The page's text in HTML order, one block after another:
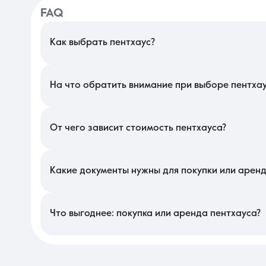
FAQ
Как выбрать пентхаус?
На что обратить внимание при выборе
От чего зависит стоимость пентхауса?
Какие документы нужны для покупки или
Что выгоднее: покупка или аренда пентхауса?